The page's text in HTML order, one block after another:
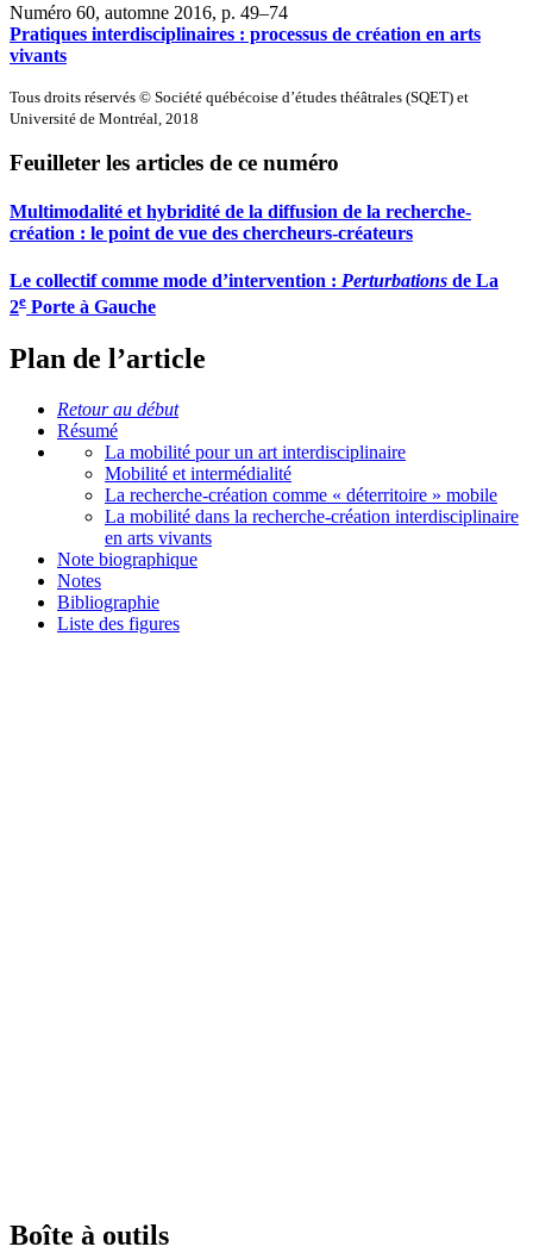
Numéro 60, automne 2016, p. 49–74
Pratiques interdisciplinaires : processus de création en arts
vivants
Tous droits réservés © Société québécoise d’études théâtrales (SQET) et
Université de Montréal, 2018
Feuilleter les articles de ce numéro
Multimodalité et hybridité de la diffusion de la recherche-
création : le point de vue des chercheurs-créateurs
Le collectif comme mode d’intervention : Perturbations de La
2e Porte à Gauche
Plan de l’article
Retour au début
Résumé
La mobilité pour un art interdisciplinaire
Mobilité et intermédialité
La recherche-création comme « déterritoire » mobile
La mobilité dans la recherche-création interdisciplinaire
en arts vivants
Note biographique
Notes
Bibliographie
Liste des figures
Boîte à outils